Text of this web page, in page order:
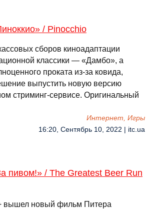
/ Pinocchio
сборов киноадаптации
классики — «Дамбо», а
проката из-за ковида,
выпустить новую версию
стриминг-сервисе. Оригинальный
Интернет, Игры
16:20, Сентябрь 10, 2022 | itc.ua
пивом!» / The Greatest Beer Run
вышел новый фильм Питера